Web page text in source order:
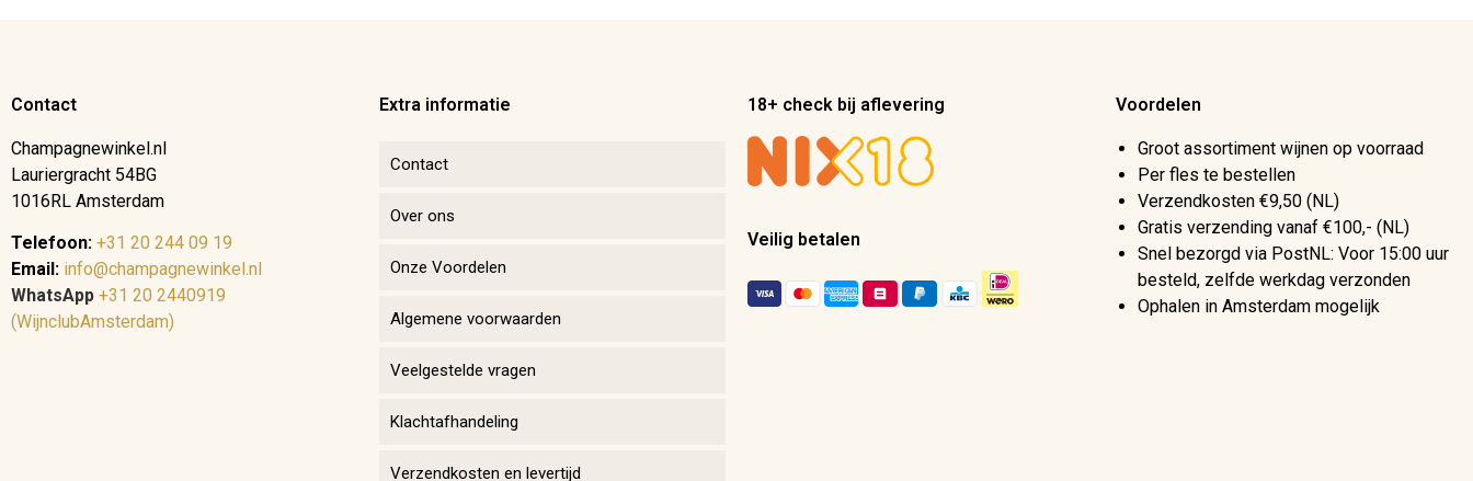
Contact
Champagnewinkel.nl
Lauriergracht 54BG
1016RL Amsterdam
Telefoon: +31 20 244 09 19
Email: info@champagnewinkel.nl
WhatsApp +31 20 2440919
(WijnclubAmsterdam)
Extra informatie
Contact
Over ons
Onze Voordelen
Algemene voorwaarden
Veelgestelde vragen
Klachtafhandeling
Verzendkosten en levertijd
18+ check bij aflevering
Veilig betalen
Voordelen
Groot assortiment wijnen op voorraad
Per fles te bestellen
Verzendkosten €9,50 (NL)
Gratis verzending vanaf €100,- (NL)
Snel bezorgd via PostNL: Voor 15:00 uur
besteld, zelfde werkdag verzonden
Ophalen in Amsterdam mogelijk